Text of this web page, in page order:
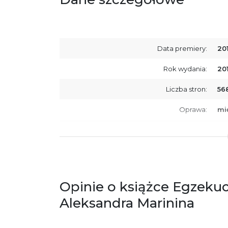
Data premiery:
Rok wydania:
Liczba stron:
Oprawa:
Opinie o książce
Aleksandra Marinina